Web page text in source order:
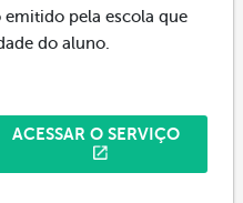
pela escola que
do aluno.
ACESSAR O SERVIÇO